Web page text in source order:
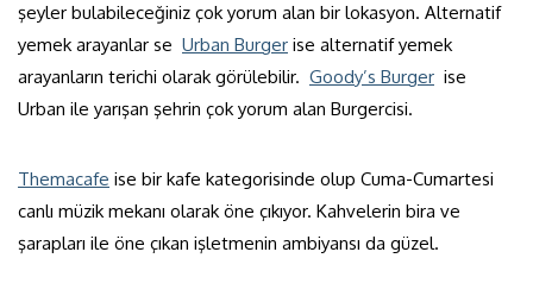
şeyler bulabileceğiniz çok yorum alan bir lokasyon. Alternatif
yemek arayanlar se Urban Burger ise alternatif yemek
arayanların terichi olarak görülebilir. Goody’s Burger ise
Urban ile yarışan şehrin çok yorum alan Burgercisi.
Themacafe ise bir kafe kategorisinde olup Cuma-Cumartesi
canlı müzik mekanı olarak öne çıkıyor. Kahvelerin bira ve
şarapları ile öne çıkan işletmenin ambiyansı da güzel.